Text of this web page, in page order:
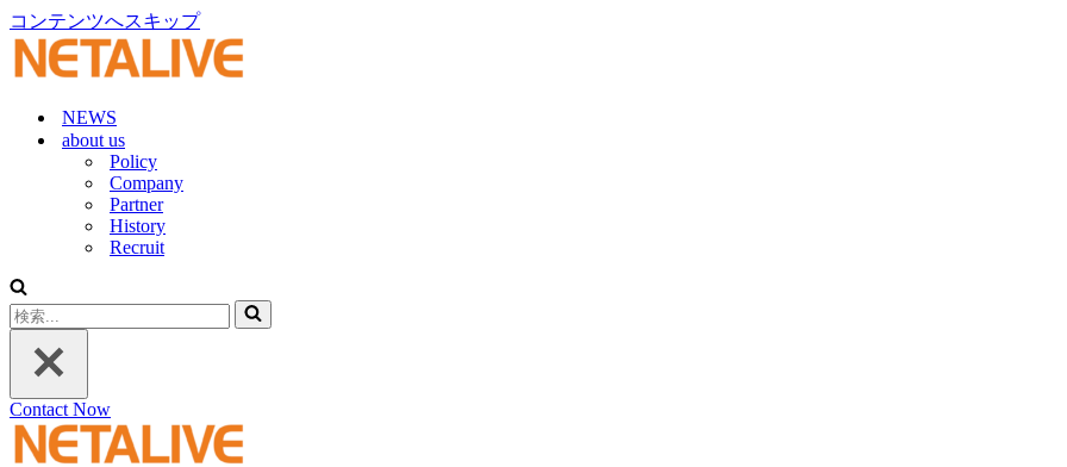
コンテンツへスキップ
NEWS
about us
Policy
Company
Partner
History
Recruit
検
索...
Contact Now